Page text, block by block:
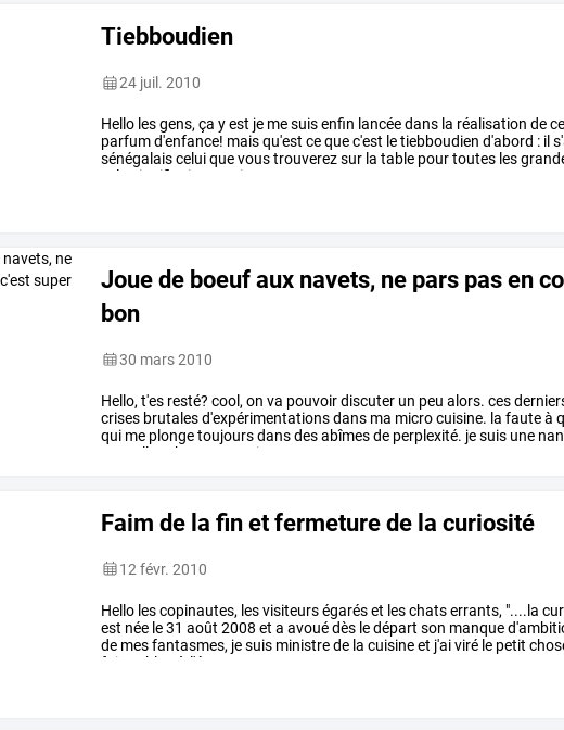
Tiebboudien
24 juil. 2010
Hello lesgens, ça yest je mesuisenfin lancéedans la réalisation dece
parfumd'enfance! maisqu'est cequec'est letiebboudien d'abord : il
sénégalaisceluiquevoustrouverezsur la table pourtoutes les
cela
signifie riz poisson.
Joue de boeuf aux navets, ne pars pas en
bon
30 mars 2010
Hello, t'es resté? cool, on va pouvoirdiscuter un peu alors. ces
crises brutalesd'expérimentationsdans ma microcuisine. la fauteà
qui me plongetoujoursdansdesabîmesde perplexité. jesuis une
nouvelles
choses curieuse
Faim de la fin et fermeture de la curiosité
12 févr. 2010
Hello lescopinautes, lesvisiteurségaréset leschatserrants, "....la
est née le31 août 2008 et a avouédès ledépart son manque
de mesfantasmes, jesuis ministrede la cuisineet j'aiviré le petit
fait
blog à l'époque